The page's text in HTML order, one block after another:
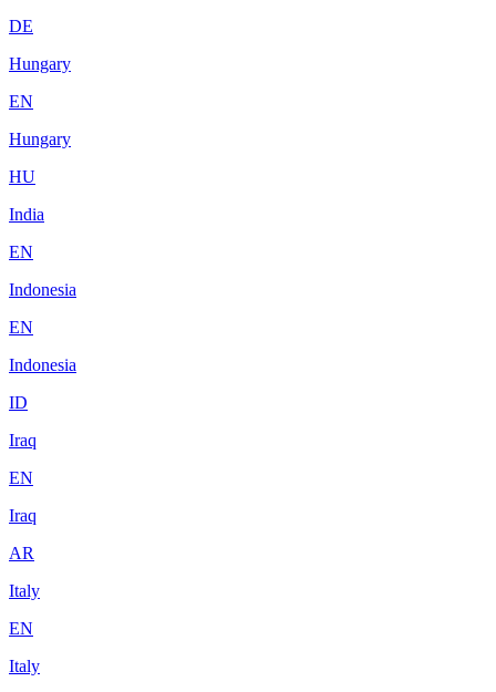
DE
Hungary
EN
Hungary
HU
India
EN
Indonesia
EN
Indonesia
ID
Iraq
EN
Iraq
AR
Italy
EN
Italy